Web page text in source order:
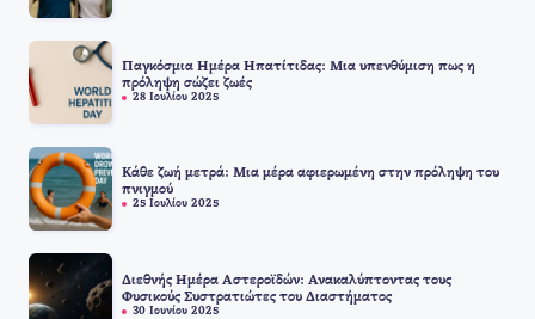
Παγκόσμια Ημέρα Ηπατίτιδας: Μια υπενθύμιση πως η
πρόληψη σώζει ζωές
28 Ιουλίου 2025
Κάθε ζωή μετρά: Μια μέρα αφιερωμένη στην πρόληψη του
πνιγμού
25 Ιουλίου 2025
Διεθνής Ημέρα Αστεροϊδών: Ανακαλύπτοντας τους
Φυσικούς Συστρατιώτες του Διαστήματος
30 Ιουνίου 2025